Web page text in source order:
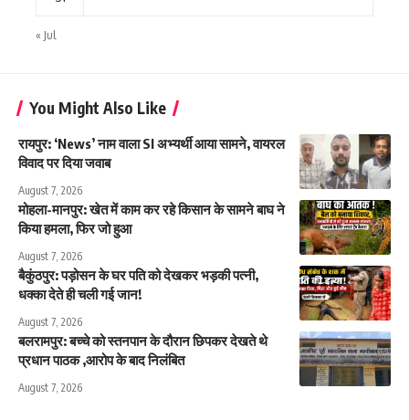
« Jul
You Might Also Like
रायपुर: ‘News’ नाम वाला SI अभ्यर्थी आया सामने, वायरल
विवाद पर दिया जवाब
August 7, 2026
मोहला-मानपुर: खेत में काम कर रहे किसान के सामने बाघ ने
किया हमला, फिर जो हुआ
August 7, 2026
बैकुंठपुर: पड़ोसन के घर पति को देखकर भड़की पत्नी,
धक्का देते ही चली गई जान!
August 7, 2026
बलरामपुर: बच्चे को स्तनपान के दौरान छिपकर देखते थे
प्रधान पाठक ,आरोप के बाद निलंबित
August 7, 2026